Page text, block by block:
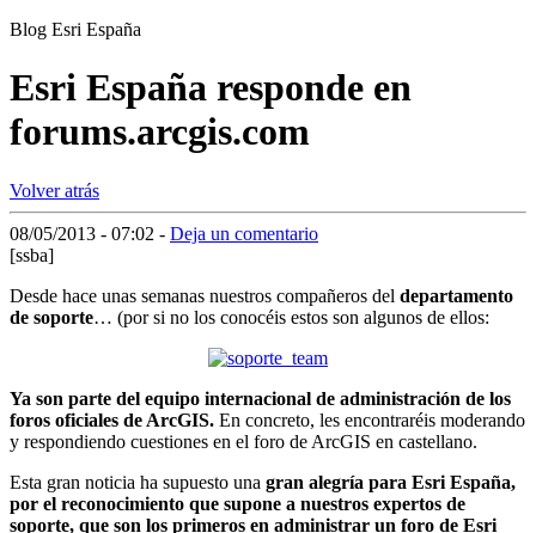
Blog Esri España
Esri España responde en
forums.arcgis.com
Volver atrás
08/05/2013 - 07:02 - Deja un comentario
[ssba]
Desde hace unas semanas nuestros compañeros del departamento
de soporte… (por si no los conocéis estos son algunos de ellos:
Ya son parte del equipo internacional de administración de los
foros oficiales de ArcGIS. En concreto, les encontraréis moderando
y respondiendo cuestiones en el foro de ArcGIS en castellano.
Esta gran noticia ha supuesto una gran alegría para Esri España,
por el reconocimiento que supone a nuestros expertos de
soporte, que son los primeros en administrar un foro de Esri